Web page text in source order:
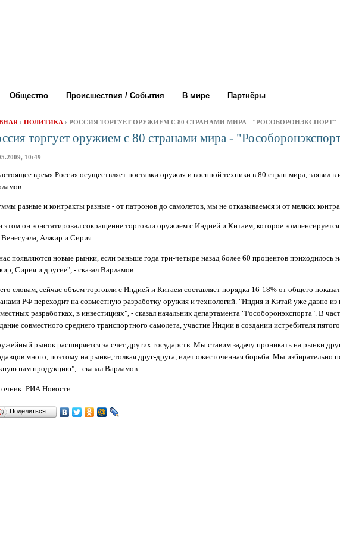
Общество Происшествия / События В мире Партнёры
› ПОЛИТИКА › РОССИЯ ТОРГУЕТ ОРУЖИЕМ С 80 СТРАНАМИ МИРА - "РОСОБОРОНЭКСПОРТ"
торгует оружием с 80 странами мира -
10:49
время Россия осуществляет поставки оружия и военной техники в 80 стран мира,
разные и контракты разные - от патронов до самолетов, мы не отказываемся и от мелких
этом он констатировал сокращение торговли оружием с Индией и Китаем, которое
Венесуэла, Алжир и Сирия.
появляются новые рынки, если раньше года три-четыре назад более 60 процентов приходилось
Сирия и другие", - сказал Варламов.
словам, сейчас объем торговли с Индией и Китаем составляет порядка 16-18% от общего
РФ переходит на совместную разработку оружия и технологий. "Индия и Китай уже давно
разработках, в инвестициях", - сказал начальник департамента "Рособоронэкспорта". В
совместного среднего транспортного самолета, участие Индии в создании истребителя
рынок расширяется за счет других государств. Мы ставим задачу проникать на рынки
много, поэтому на рынке, толкая друг-друга, идет ожесточенная борьба. Мы избирательно
нам продукцию", - сказал Варламов.
РИА Новости
Поделиться…